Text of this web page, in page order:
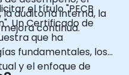
auditoría interna, la
continua.
el título "PECB
Un Certificado de
que ha
fundamentales, los
y el enfoque de